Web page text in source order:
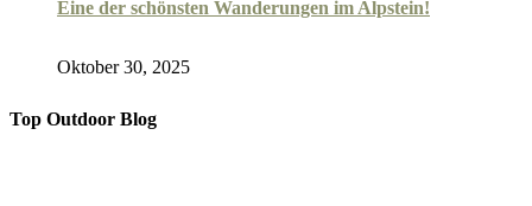
Eine der schönsten Wanderungen im Alpstein!
Oktober 30, 2025
Top Outdoor Blog